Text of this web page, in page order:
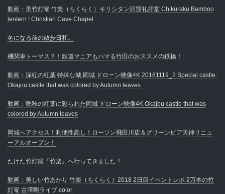
動画：美竹灯篭 竹楽（ちくらく）キリシタン洞窟礼拝堂 Chikuraku Bamboo
lentern ! Christian Cave Chapel
冬になる前の散歩日和。
機関車トーマス？！鉄道マニアもハマる竹田のおススメの鉄橋！
動画：深紅の紅葉 特殊な城 岡城 ドローン映像4K 20181119_2 Special castle.
Okajou castle that was colored by Autumn leaves
動画：晩秋の紅葉に彩られた岡城 ドローン映像4K Okajou castle that was
colored by Autumn leaves
岡城へアクセス！利便性高し！ローソン飛田川店＆グリーンピア天神リニュ
ーアルオープン！
たけた竹灯籠『竹楽』へ行ってきました！
動画：美しい竹あかり 竹楽（ちくらく）2018 2日目イベントレポ 2万本の竹
灯篭 古澤剛ライブ color